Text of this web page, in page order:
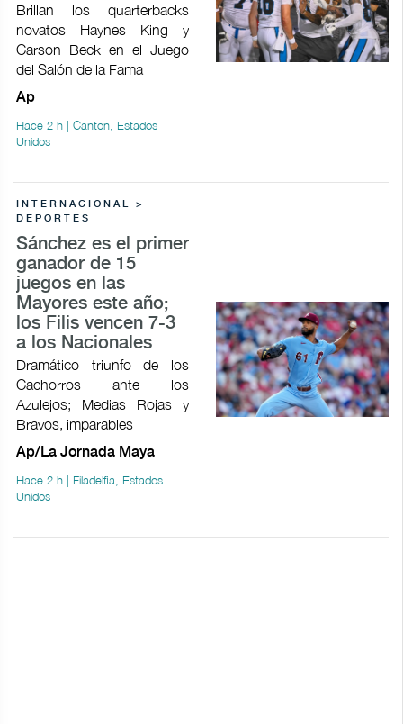
Brillan los quarterbacks
novatos Haynes King y
Carson Beck en el Juego
del Salón de la Fama
Ap
Hace 2 h | Canton, Estados
Unidos
INTERNACIONAL >
DEPORTES
Sánchez es el primer
ganador de 15
juegos en las
Mayores este año;
los Filis vencen 7-3
a los Nacionales
Dramático triunfo de los
Cachorros ante los
Azulejos; Medias Rojas y
Bravos, imparables
Ap/La Jornada Maya
Hace 2 h | Filadelfia, Estados
Unidos